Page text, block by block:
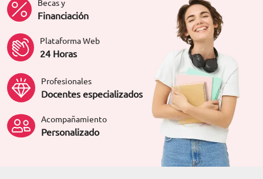
Becas y
Financiación
Plataforma Web
24 Horas
Profesionales
Docentes especializados
Acompañamiento
Personalizado